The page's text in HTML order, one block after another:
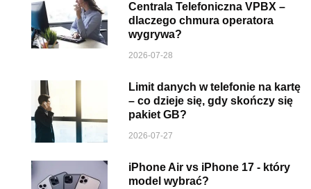
Centrala Telefoniczna VPBX –
dlaczego chmura operatora
wygrywa?
2026-07-28
Limit danych w telefonie na kartę
– co dzieje się, gdy skończy się
pakiet GB?
2026-07-27
iPhone Air vs iPhone 17 - który
model wybrać?